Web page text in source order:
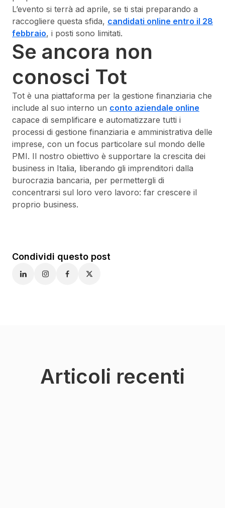
L’evento si terrà ad aprile, se ti stai preparando a
raccogliere questa sfida, candidati online entro il 28
febbraio, i posti sono limitati.
Se ancora non
conosci Tot
Tot è una piattaforma per la gestione finanziaria che
include al suo interno un conto aziendale online
capace di semplificare e automatizzare tutti i
processi di gestione finanziaria e amministrativa delle
imprese, con un focus particolare sul mondo delle
PMI. Il nostro obiettivo è supportare la crescita dei
business in Italia, liberando gli imprenditori dalla
burocrazia bancaria, per permettergli di
concentrarsi sul loro vero lavoro: far crescere il
proprio business.
Condividi questo post
Articoli recenti